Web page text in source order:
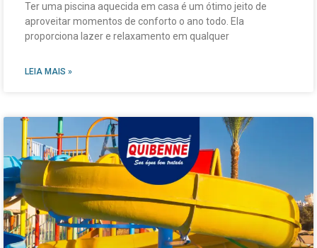
Ter uma piscina aquecida em casa é um ótimo jeito de
aproveitar momentos de conforto o ano todo. Ela
proporciona lazer e relaxamento em qualquer
LEIA MAIS »